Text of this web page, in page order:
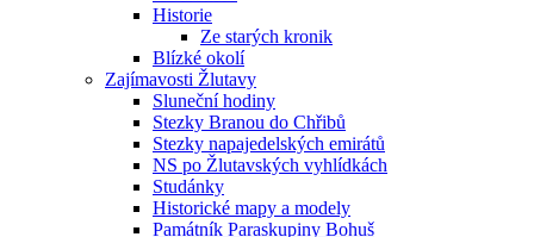
Historie
Ze starých kronik
Blízké okolí
Zajímavosti Žlutavy
Sluneční hodiny
Stezky Branou do Chřibů
Stezky napajedelských emirátů
NS po Žlutavských vyhlídkách
Studánky
Historické mapy a modely
Památník Paraskupiny Bohuš